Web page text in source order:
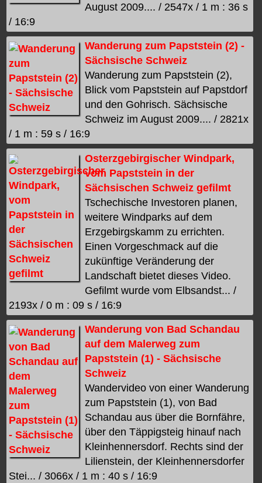
August 2009.... / 2547x / 1 m : 36 s
/ 16:9
Wanderung zum Papststein (2) -
Sächsische Schweiz
Wanderung zum Papststein (2),
Blick vom Papststein auf Papstdorf
und den Gohrisch. Sächsische
Schweiz im August 2009.... / 2821x
/ 1 m : 59 s / 16:9
Osterzgebirgischer Windpark,
vom Papststein in der
Sächsischen Schweiz gefilmt
Tschechische Investoren planen,
weitere Windparks auf dem
Erzgebirgskamm zu errichten.
Einen Vorgeschmack auf die
zukünftige Veränderung der
Landschaft bietet dieses Video.
Gefilmt wurde vom Elbsandst... /
2193x / 0 m : 09 s / 16:9
Wanderung von Bad Schandau
auf dem Malerweg zum
Papststein (1) - Sächsische
Schweiz
Wandervideo von einer Wanderung
zum Papststein (1), von Bad
Schandau aus über die Bornfähre,
über den Täppigsteig hinauf nach
Kleinhennersdorf. Rechts sind der
Lilienstein, der Kleinhennersdorfer
Stei... / 3066x / 1 m : 40 s / 16:9